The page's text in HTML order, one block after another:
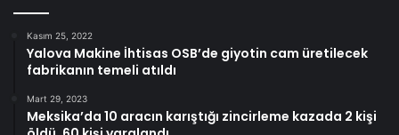
Kasım 25, 2022
Yalova Makine İhtisas OSB’de giyotin cam üretilecek
fabrikanın temeli atıldı
Mart 29, 2023
Meksika’da 10 aracın karıştığı zincirleme kazada 2 kişi